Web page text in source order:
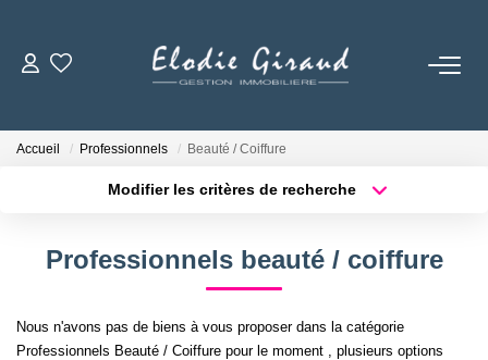
Accueil Professionnels Beauté / Coiffure
Modifier les critères de recherche
Plus de critères Créer une alerte
Professionnels beauté / coiffure
Nous n'avons pas de biens à vous proposer dans la catégorie
Professionnels Beauté / Coiffure pour le moment , plusieurs options